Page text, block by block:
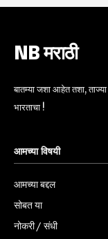
NB मराठी
बातम्या जशा आहेत तशा,
भारताचा !
आमच्या विषयी
आमच्या बद्दल
सोबत या
नोकरी / संधी